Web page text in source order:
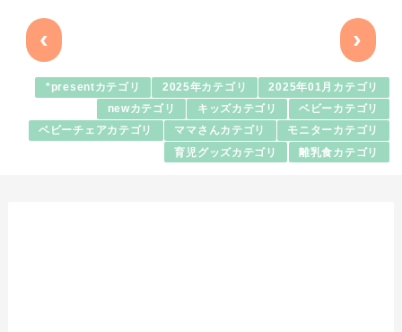
‹ ›
*presentカテゴリ 2025年カテゴリ 2025年01月カテゴリ
newカテゴリ キッズカテゴリ ベビーカテゴリ
ベビーチェアカテゴリ ママさんカテゴリ モニターカテゴリ
育児グッズカテゴリ 離乳食カテゴリ